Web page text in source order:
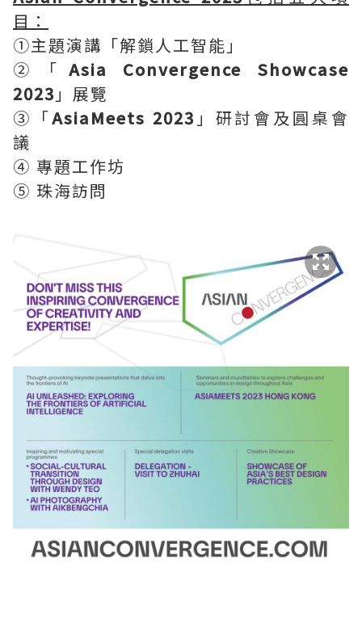
目：
①主題演講「解鎖人工智能」
②「 Asia Convergence Showcase
2023 」展覽
③「AsiaMeets 2023 」研討會及圓桌會
議
④ 專題工作坊
⑤ 珠海訪問